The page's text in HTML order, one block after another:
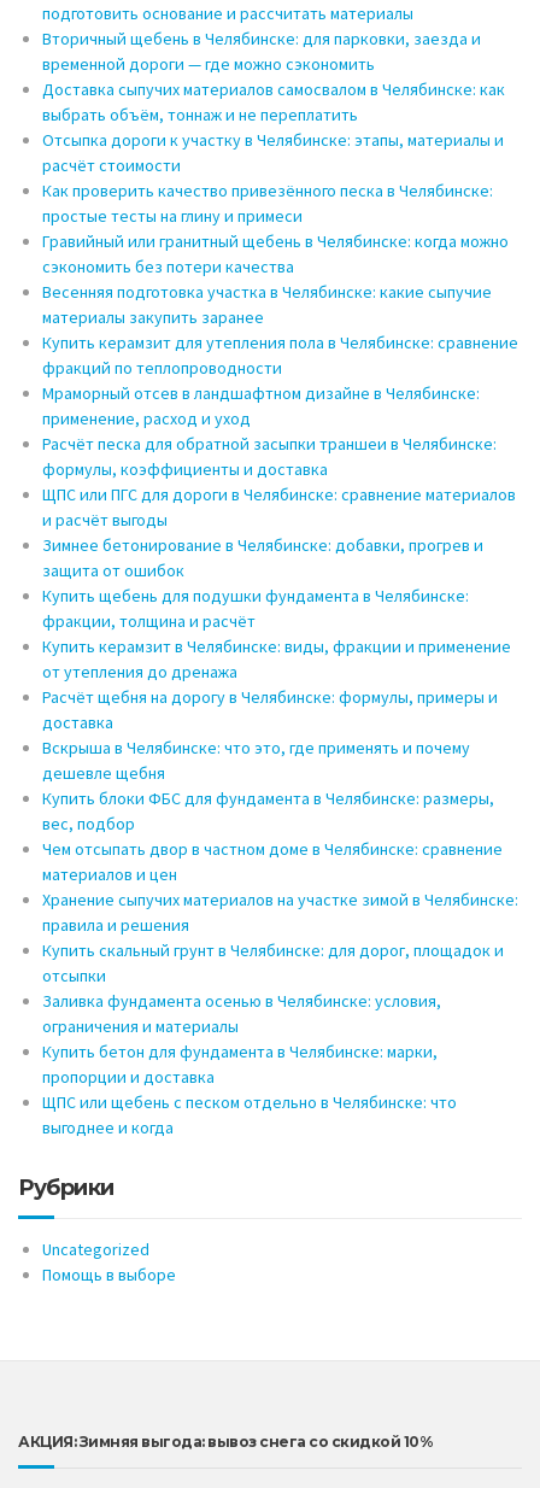
подготовить основание и рассчитать материалы
Вторичный щебень в Челябинске: для парковки, заезда и
временной дороги — где можно сэкономить
Доставка сыпучих материалов самосвалом в Челябинске: как
выбрать объём, тоннаж и не переплатить
Отсыпка дороги к участку в Челябинске: этапы, материалы и
расчёт стоимости
Как проверить качество привезённого песка в Челябинске:
простые тесты на глину и примеси
Гравийный или гранитный щебень в Челябинске: когда можно
сэкономить без потери качества
Весенняя подготовка участка в Челябинске: какие сыпучие
материалы закупить заранее
Купить керамзит для утепления пола в Челябинске: сравнение
фракций по теплопроводности
Мраморный отсев в ландшафтном дизайне в Челябинске:
применение, расход и уход
Расчёт песка для обратной засыпки траншеи в Челябинске:
формулы, коэффициенты и доставка
ЩПС или ПГС для дороги в Челябинске: сравнение материалов
и расчёт выгоды
Зимнее бетонирование в Челябинске: добавки, прогрев и
защита от ошибок
Купить щебень для подушки фундамента в Челябинске:
фракции, толщина и расчёт
Купить керамзит в Челябинске: виды, фракции и применение
от утепления до дренажа
Расчёт щебня на дорогу в Челябинске: формулы, примеры и
доставка
Вскрыша в Челябинске: что это, где применять и почему
дешевле щебня
Купить блоки ФБС для фундамента в Челябинске: размеры,
вес, подбор
Чем отсыпать двор в частном доме в Челябинске: сравнение
материалов и цен
Хранение сыпучих материалов на участке зимой в Челябинске:
правила и решения
Купить скальный грунт в Челябинске: для дорог, площадок и
отсыпки
Заливка фундамента осенью в Челябинске: условия,
ограничения и материалы
Купить бетон для фундамента в Челябинске: марки,
пропорции и доставка
ЩПС или щебень с песком отдельно в Челябинске: что
выгоднее и когда
Рубрики
Uncategorized
Помощь в выборе
АКЦИЯ: Зимняя выгода: вывоз снега со скидкой 10%